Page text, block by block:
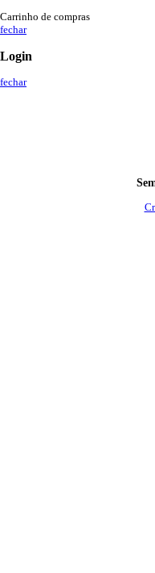
Carrinho de compras
fechar
Login
fechar